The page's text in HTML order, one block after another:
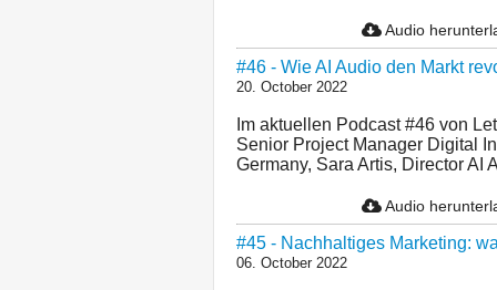
Audio
#46 - Wie AI Audio den Markt
20. October 2022
Im aktuellen Podcast #46 von
Senior Project Manager Digital
Germany, Sara Artis, Director AI
Audio
#45 - Nachhaltiges Marketing:
06. October 2022